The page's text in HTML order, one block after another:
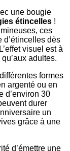
une bougie
étincelles !
ces
d’étincelles dès
visuel est à
adultes.
formes
argenté ou en
d’environ 30
durer
un
grâce à une
d’émettre une